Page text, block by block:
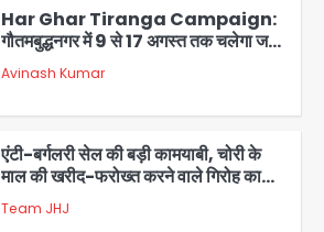
Har Ghar Tiranga Campaign:
गौतमबुद्धनगर में 9 से 17 अगस्त तक चलेगा जन-
जागरूकता महाअभियान, डीएम ने की समीक्षा
बैठक
Avinash Kumar
एंटी-बर्गलरी सेल की बड़ी कामयाबी, चोरी के
माल की खरीद-फरोख्त करने वाले गिरोह का
भंडाफोड़
Team JHJ